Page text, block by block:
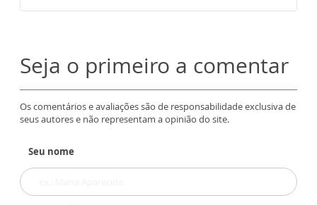
Seja o primeiro a comentar
Os comentários e avaliações são de responsabilidade exclusiva de
seus autores e não representam a opinião do site.
Seu nome